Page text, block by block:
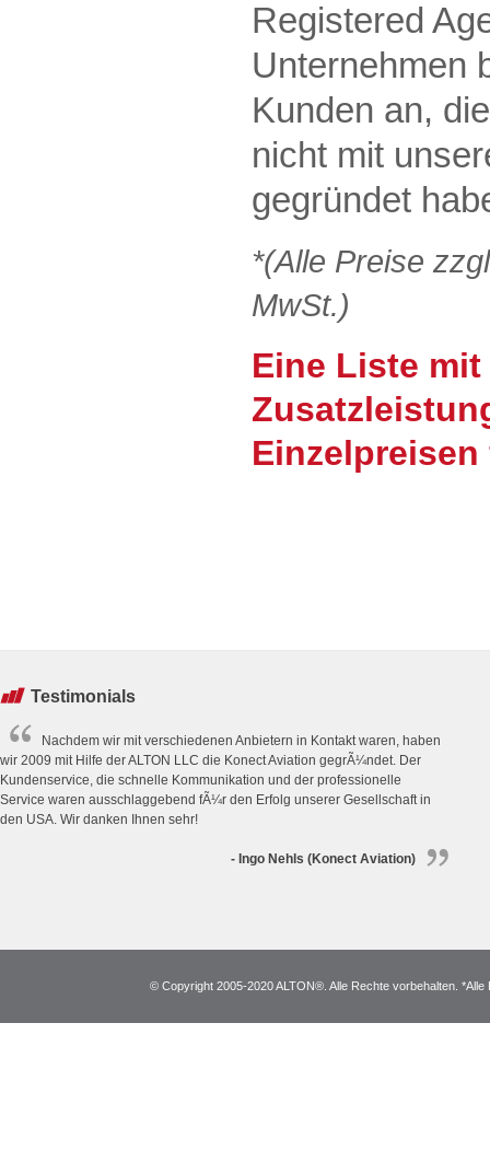
Registered
Unternehmen
Kunden an,
nicht mit
gegründet
*(Alle Preise
MwSt.)
Eine Liste
Testimonials
Nachdem wir mit verschiedenen Anbietern in Kontakt waren, haben
wir 2009 mit Hilfe der ALTON LLC die Konect Aviation gegrÃ¼ndet. Der
Kundenservice, die schnelle Kommunikation und der professionelle
Service waren ausschlaggebend fÃ¼r den Erfolg unserer Gesellschaft in
den USA. Wir danken Ihnen sehr!
- Ingo Nehls (Konect Aviation)
© Copyright 2005-2020 ALTON®. Alle Rechte vorbehalten.